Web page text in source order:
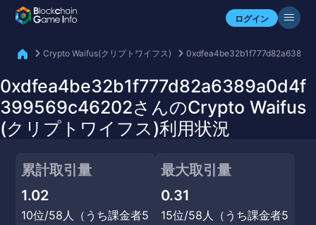
ログイン
自分のアセットを確認
Crypto Waifus(クリプトワイフス)
0xdfea4be32b1f777d82a6389a0d4f
399569c46202さんのCrypto Waifus
(クリプトワイフス)利用状況
累計取引量
1.02
10位/58人（うち課金者5
最大取引量
0.31
15位/58人（うち課金者5